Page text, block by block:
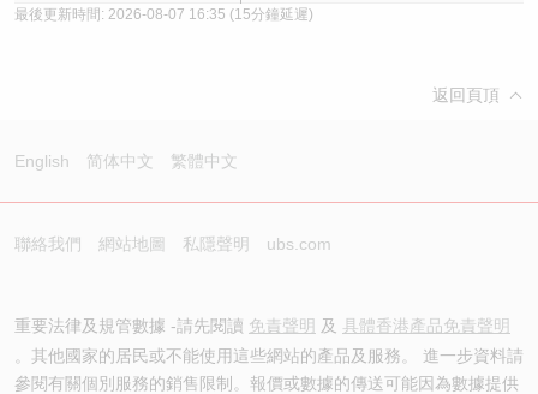
最後更新時間: 2026-08-07 16:35 (15分鐘延遲)
返回頁頂
English 简体中文 繁體中文
聯絡我們 網站地圖 私隱聲明 ubs.com
重要法律及規管數據 -請先閱讀 免責聲明 及 具體香港產品免責聲明
。其他國家的居民或不能使用這些網站的產品及服務。 進一步資料請
參閱有關個別服務的銷售限制。報價或數據的傳送可能因為數據提供